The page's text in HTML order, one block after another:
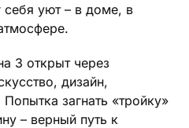
себя уют – в доме, в
3 открыт через
дизайн,
загнать «тройку»
– верный путь к